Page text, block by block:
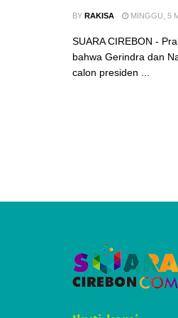
BY RAKISA MINGGU, 5
SUARA CIREBON -
bahwa Gerindra dan
calon presiden ...